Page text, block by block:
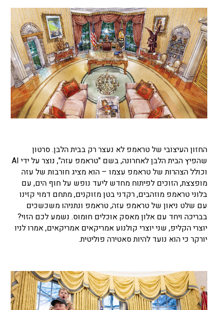
החזון העיצובי של טראמפ לא נעצר רק בבית הלבן. סרטון
שהפיץ הבית הלבן לאחרונה, בשם "טראמפ עזה", נוצר על ידי AI
וכולל הצהרות של טראמפ עצמו – הוא מציג חורבות של עזה
מופצצת, הזוכים לפיתוח מחדש ליעד נופש על חוף הים, עם
בלוני טראמפ מוזהבים, רקדני בטן מזוקנים, מתחם דמוי קזינו
עם שלט ניאון של טראמפ עזה, טראמפ ונתניהו משכשכים
בבריכה ויחד עם אלון מאסק אוכלים חומוס. נשמע לכם הזוי?
יוצרי הקליפ, שני יוצרי קולנוע אמריקאים אמריקאים, אמרו לניו
יורקר כי הוא נועד להיות סאטירה פוליטית.